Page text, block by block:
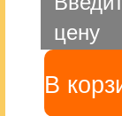
цену
В